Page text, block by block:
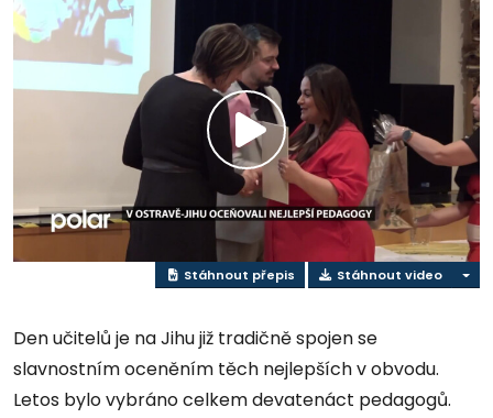
Přehrát
video
Stáhnout přepis Stáhnout video
Den učitelů je na Jihu již tradičně spojen se
slavnostním oceněním těch nejlepších v obvodu.
Letos bylo vybráno celkem devatenáct pedagogů.